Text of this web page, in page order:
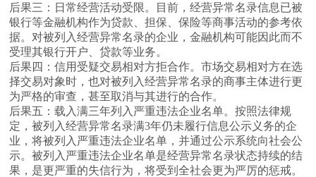
后果三：日常经营活动受限。目前，经营异常名录信息已被
银行等金融机构作为贷款、担保、保险等商事活动的参考依
据。对被列入经营异常名录的企业，金融机构可能因此而不
受理其银行开户、贷款等业务。
后果四：信用受疑交易相对方拒合作。市场交易相对方在选
择交易对象时，也对被列入经营异常名录的商事主体进行更
为严格的审查，甚至取消与其进行的合作。
后果五：载入满三年列入严重违法企业名单。按照法律规
定，被列入经营异常名录满3年仍未履行信息公示义务的企
业，将被列入严重违法企业名单，并通过公示系统向社会公
示。被列入严重违法企业名单是经营异常名录状态持续的结
果，是更严重的失信行为，将受到全社会更为严厉的惩戒。